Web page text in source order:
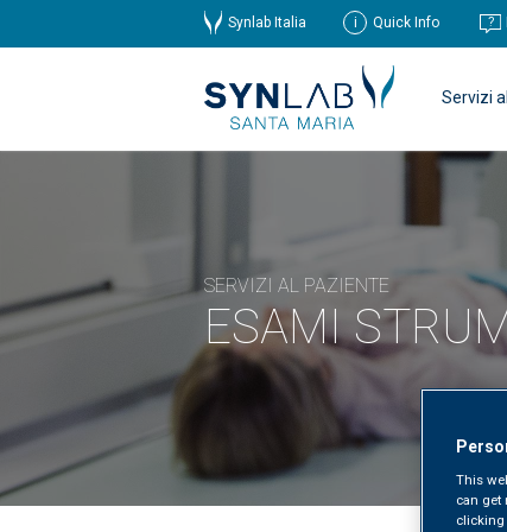
Synlab Italia Quick Info
Servizi
SERVIZI AL PAZIENTE
ESAMI
This
can get
clicking